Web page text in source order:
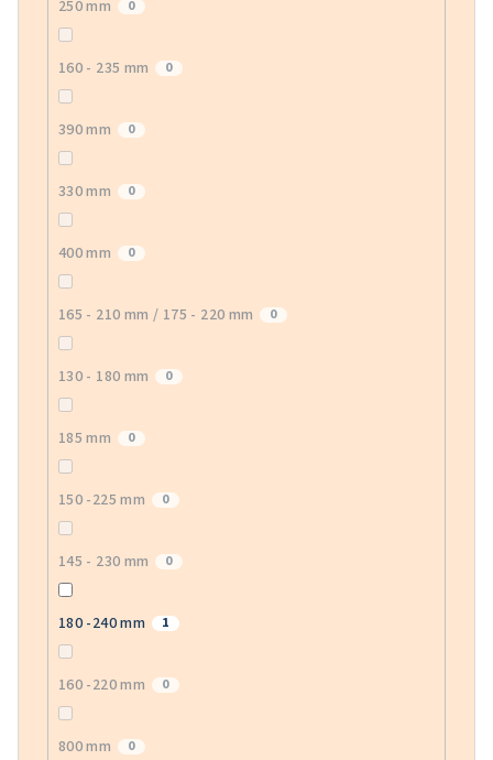
250 mm 0
160 - 235 mm 0
390 mm 0
330 mm 0
400 mm 0
165 - 210 mm / 175 - 220 mm 0
130 - 180 mm 0
185 mm 0
150 -225 mm 0
145 - 230 mm 0
180 -240 mm 1
160 -220 mm 0
800 mm 0